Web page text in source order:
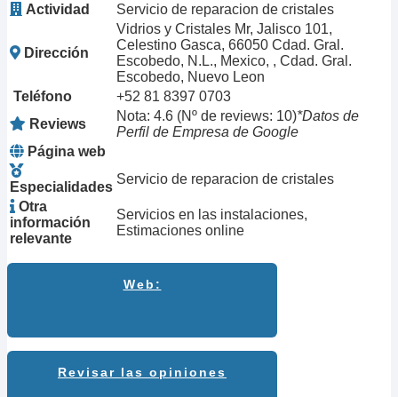
Actividad Servicio de reparacion de cristales
Dirección
Vidrios y Cristales Mr, Jalisco 101,
Celestino Gasca, 66050 Cdad. Gral.
Escobedo, N.L., Mexico, , Cdad. Gral.
Escobedo, Nuevo Leon
Teléfono
+52 81 8397 0703
Reviews
Nota: 4.6 (Nº de reviews: 10)*Datos de
Perfil de Empresa de Google
Página web
Especialidades
Servicio de reparacion de cristales
Otra
información
relevante
Servicios en las instalaciones,
Estimaciones online
Web:
Revisar las opiniones